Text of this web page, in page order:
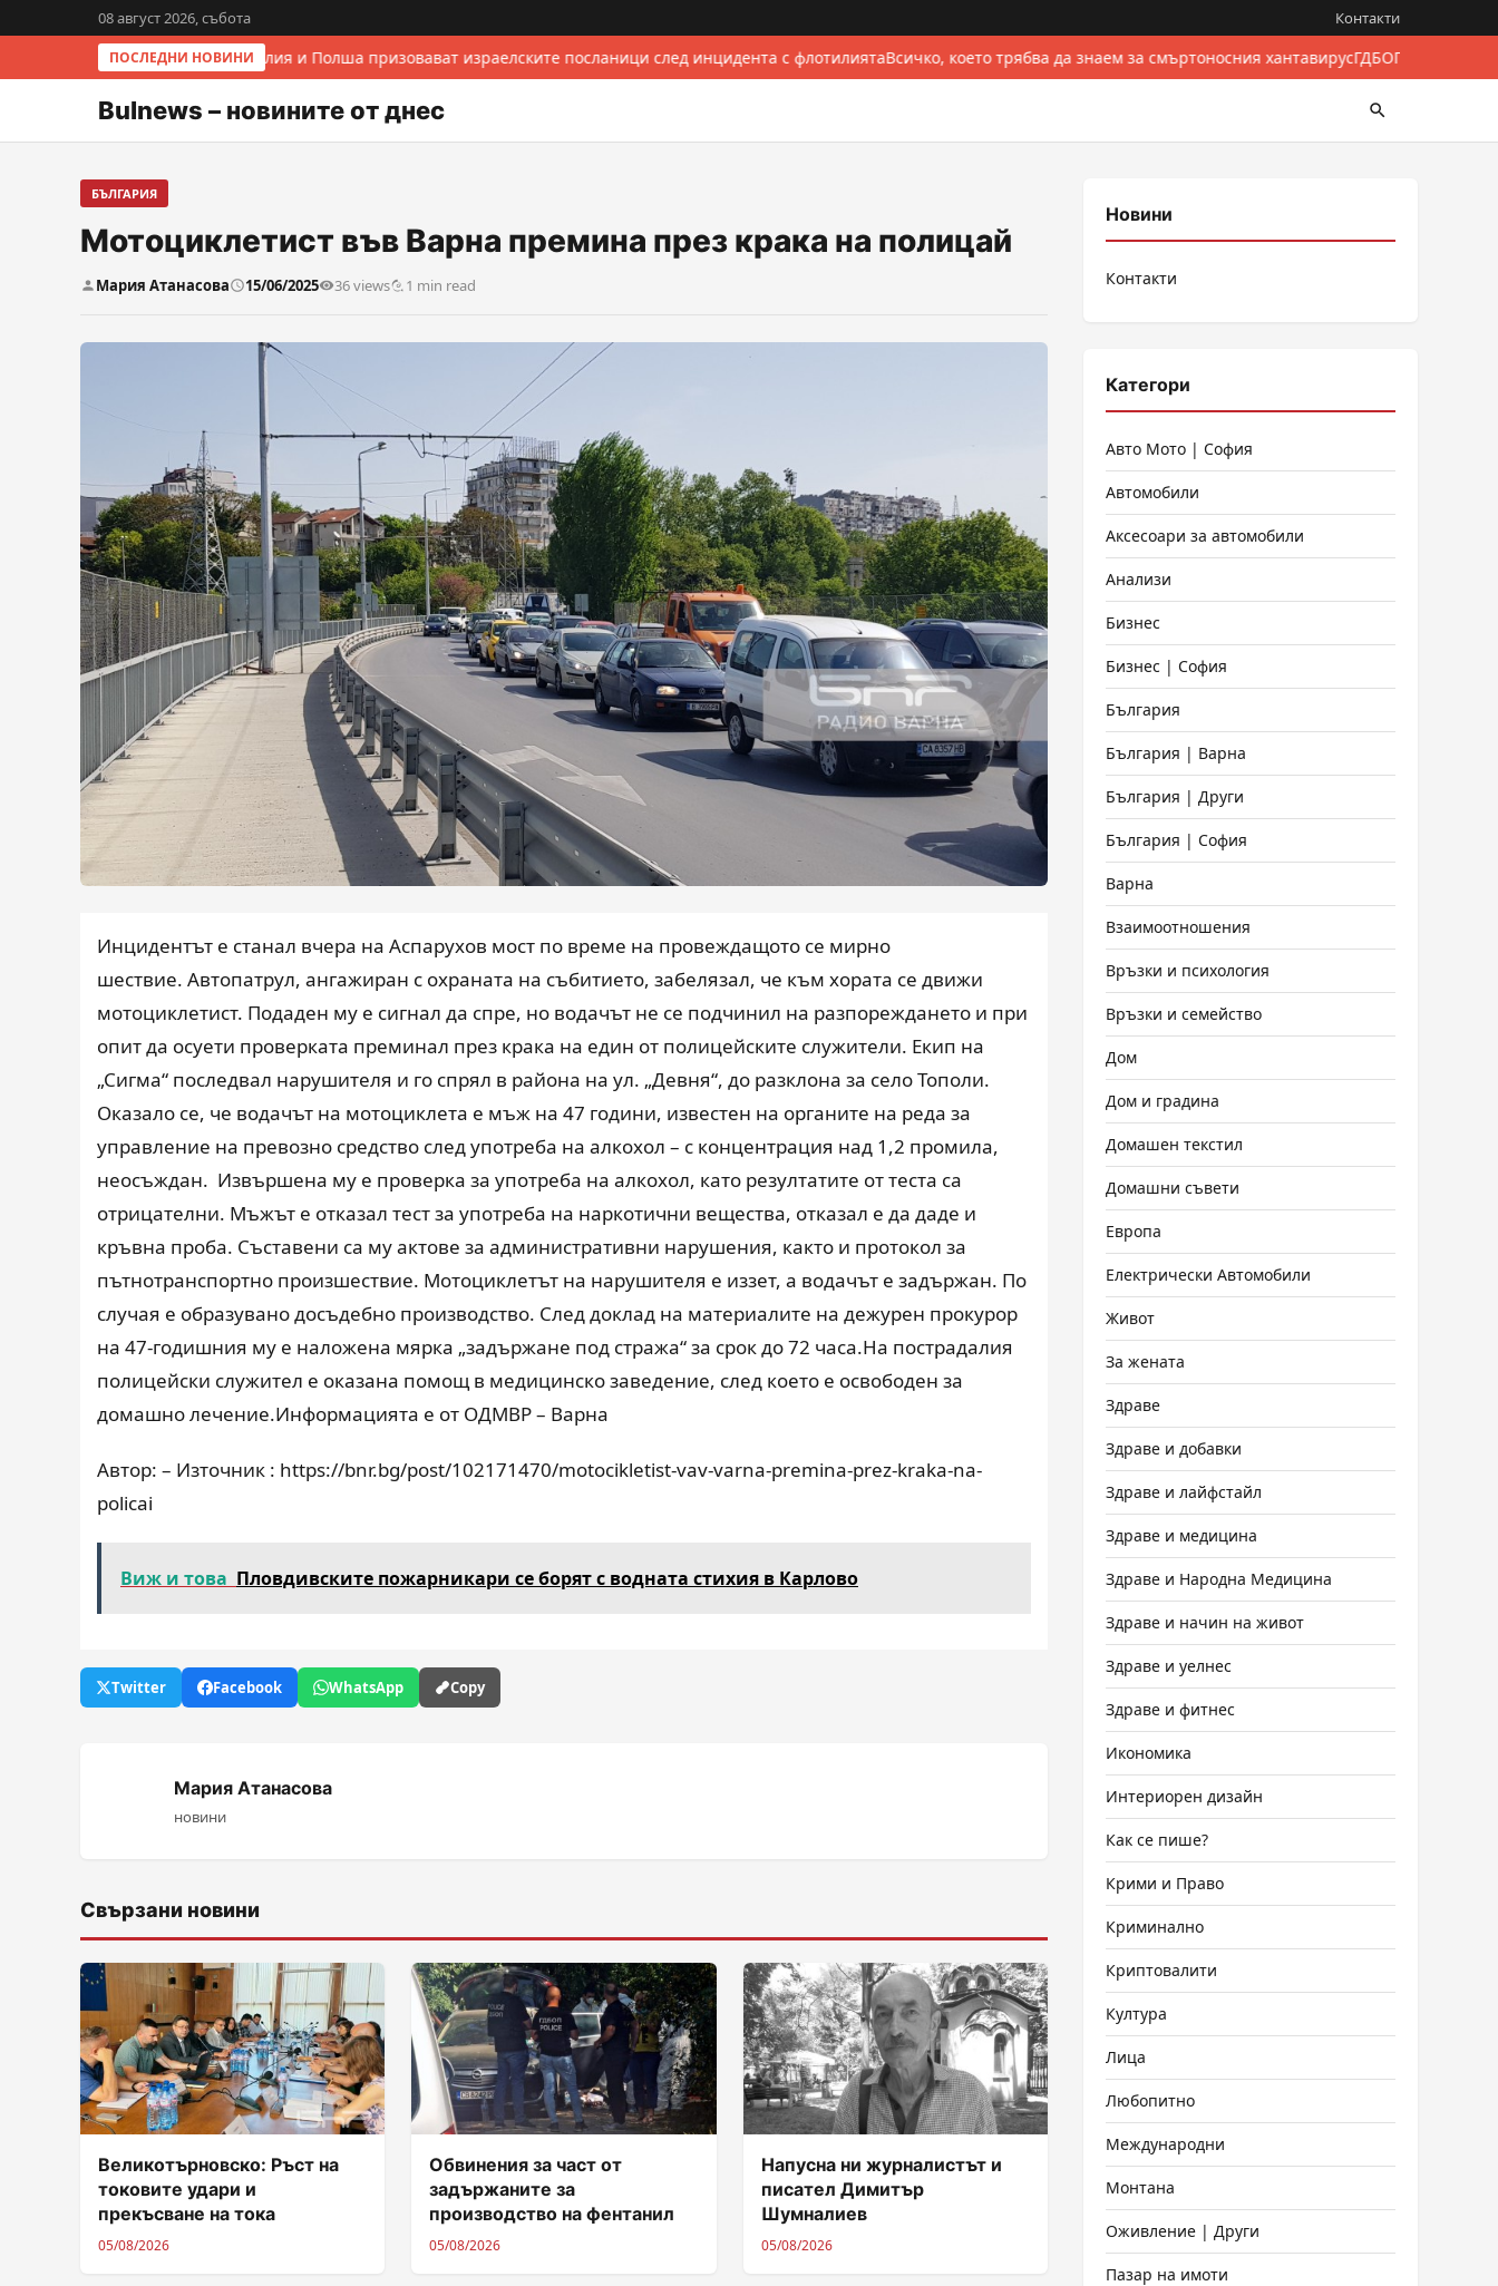
08 август 2026, събота Контакти
ПОСЛЕДНИ НОВИНИИталия и Полша призовават израелските посланици след инцидента с флотилиятаВсичко, което трябва да знаем за смъртоносния хантавирусГДБОП разби
Bulnews – новините от днес
БЪЛГАРИЯ
Мотоциклетист във Варна премина през крака на полицай
Мария Атанасова 15/06/2025 36 views 1 min read
Инцидентът е станал вчера на Аспарухов мост по време на провеждащото се мирно
шествие. Автопатрул, ангажиран с охраната на събитието, забелязал, че към хората се движи
мотоциклетист. Подаден му е сигнал да спре, но водачът не се подчинил на разпореждането и при
опит да осуети проверката преминал през крака на един от полицейските служители. Екип на
„Сигма“ последвал нарушителя и го спрял в района на ул. „Девня“, до разклона за село Тополи.
Оказало се, че водачът на мотоциклета е мъж на 47 години, известен на органите на реда за
управление на превозно средство след употреба на алкохол – с концентрация над 1,2 промила,
неосъждан. Извършена му е проверка за употреба на алкохол, като резултатите от теста са
отрицателни. Мъжът е отказал тест за употреба на наркотични вещества, отказал е да даде и
кръвна проба. Съставени са му актове за административни нарушения, както и протокол за
пътнотранспортно произшествие. Мотоциклетът на нарушителя е иззет, а водачът е задържан. По
случая е образувано досъдебно производство. След доклад на материалите на дежурен прокурор
на 47-годишния му е наложена мярка „задържане под стража“ за срок до 72 часа.На пострадалия
полицейски служител е оказана помощ в медицинско заведение, след което е освободен за
домашно лечение.Информацията е от ОДМВР – Варна
Автор: – Източник : https://bnr.bg/post/102171470/motocikletist-vav-varna-premina-prez-kraka-na-
policai
Виж и това Пловдивските пожарникари се борят с водната стихия в Карлово
Twitter Facebook WhatsApp Copy
Мария Атанасова
новини
Свързани новини
Великотърновско: Ръст на
токовите удари и
прекъсване на тока
05/08/2026
Обвинения за част от
задържаните за
производство на фентанил
05/08/2026
Напусна ни журналистът и
писател Димитър
Шумналиев
05/08/2026
Новини
Контакти
Категори
Авто Мото | София
Автомобили
Аксесоари за автомобили
Анализи
Бизнес
Бизнес | София
България
България | Варна
България | Други
България | София
Варна
Взаимоотношения
Връзки и психология
Връзки и семейство
Дом
Дом и градина
Домашен текстил
Домашни съвети
Европа
Електрически Автомобили
Живот
За жената
Здраве
Здраве и добавки
Здраве и лайфстайл
Здраве и медицина
Здраве и Народна Медицина
Здраве и начин на живот
Здраве и уелнес
Здраве и фитнес
Икономика
Интериорен дизайн
Как се пише?
Крими и Право
Криминално
Криптовалити
Култура
Лица
Любопитно
Международни
Монтана
Оживление | Други
Пазар на имоти